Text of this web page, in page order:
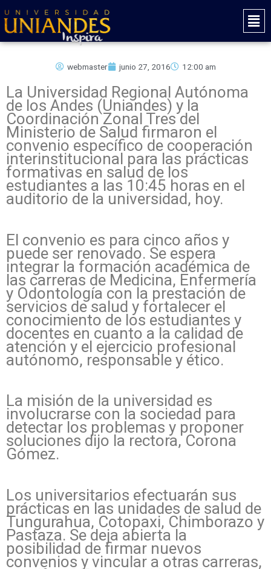
al
contenido
Main
webmaster junio 27, 2016 12:00 am
La Universidad Regional Autónoma
de los Andes (Uniandes) y la
Coordinación Zonal Tres del
Ministerio de Salud firmaron el
convenio específico de cooperación
interinstitucional para las prácticas
formativas en salud de los
estudiantes a las 10:45 horas en el
auditorio de la universidad, hoy.
El convenio es para cinco años y
puede ser renovado. Se espera
integrar la formación académica de
las carreras de Medicina, Enfermería
y Odontología con la prestación de
servicios de salud y fortalecer el
conocimiento de los estudiantes y
docentes en cuanto a la calidad de
atención y el ejercicio profesional
autónomo, responsable y ético.
La misión de la universidad es
involucrarse con la sociedad para
detectar los problemas y proponer
soluciones dijo la rectora, Corona
Gómez.
Los universitarios efectuarán sus
prácticas en las unidades de salud de
Tungurahua, Cotopaxi, Chimborazo y
Pastaza. Se deja abierta la
posibilidad de firmar nuevos
convenios y vincular a otras carreras,